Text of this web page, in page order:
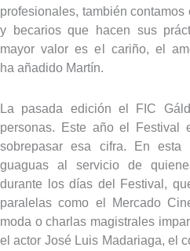
profesionales, también
y becarios que hacen sus
mayor valor es el cariño, el
ha añadido Martín.
La pasada edición el FIC
personas. Este año el Festival
sobrepasar esa cifra. En esta
guaguas al servicio de
durante los días del Festival,
paralelas como el Mercado
moda o charlas magistrales
el actor José Luis Madariaga, el